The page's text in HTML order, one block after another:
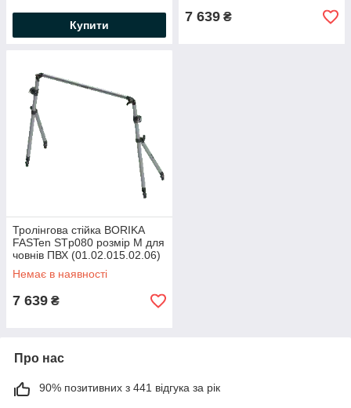
Купити
7 639 ₴
Тролінгова стійка BORIKA
FASTen STp080 розмір М для
човнів ПВХ (01.02.015.02.06)
Немає в наявності
7 639 ₴
Про нас
90% позитивних з 441 відгука за рік